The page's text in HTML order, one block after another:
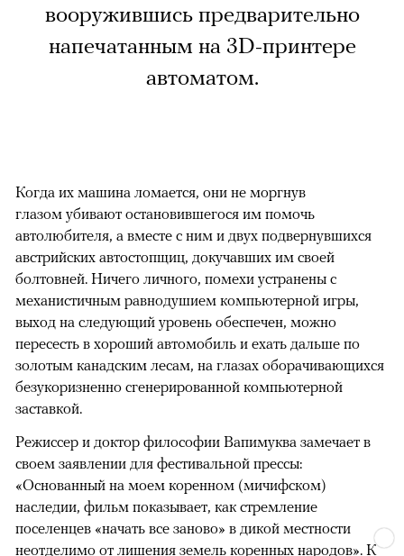
вооружившись предварительно
напечатанным на 3D-принтере
автоматом.
Когда их машина ломается, они не моргнув
глазом убивают остановившегося им помочь
автолюбителя, а вместе с ним и двух подвернувшихся
австрийских автостопщиц, докучавших им своей
болтовней. Ничего личного, помехи устранены с
механистичным равнодушием компьютерной игры,
выход на следующий уровень обеспечен, можно
пересесть в хороший автомобиль и ехать дальше по
золотым канадским лесам, на глазах оборачивающихся
безукоризненно сгенерированной компьютерной
заставкой.
Режиссер и доктор философии Вапимуква замечает в
своем заявлении для фестивальной прессы:
«Основанный на моем коренном (мичифском)
наследии, фильм показывает, как стремление
поселенцев «начать все заново» в дикой местности
неотделимо от лишения земель коренных народов». К